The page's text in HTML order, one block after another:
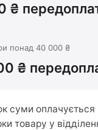
₴
понад 40 000 ₴
₴
суми оплачується
товару у